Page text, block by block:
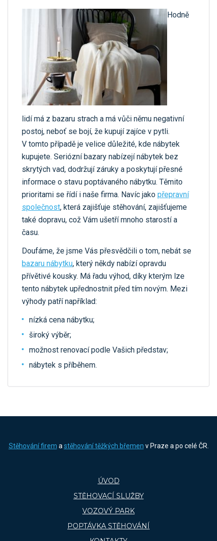
Hodně
lidí má z bazaru strach a má vůči němu negativní
postoj, neboť se bojí, že kupují zajíce v pytli.
V tomto případě je velice důležité, kde nábytek
kupujete. Seriózní bazary nabízejí nábytek bez
skrytých vad, dodržují záruky a poskytují přesné
informace o stavu poptávaného nábytku. Těmito
prioritami se řídí i naše firma. Navíc jako přepravní
společnost, která zajišťuje stěhování, zajišťujeme
také dopravu, což Vám ušetří mnoho starostí a
času.
Doufáme, že jsme Vás přesvědčili o tom, nebát se
bazaru nábytku, který někdy nabízí opravdu
přívětivé kousky. Má řadu výhod, díky kterým lze
tento nábytek upřednostnit před tím novým. Mezi
výhody patří například:
nízká cena nábytku;
široký výběr;
možnost renovací podle Vašich představ;
nábytek s příběhem.
Stěhování firem astěhování těžkých břemen v Praze a po celé ČR.
ÚVOD
STĚHOVACÍ SLUŽBY
VOZOVÝ PARK
POPTÁVKA STĚHOVÁNÍ